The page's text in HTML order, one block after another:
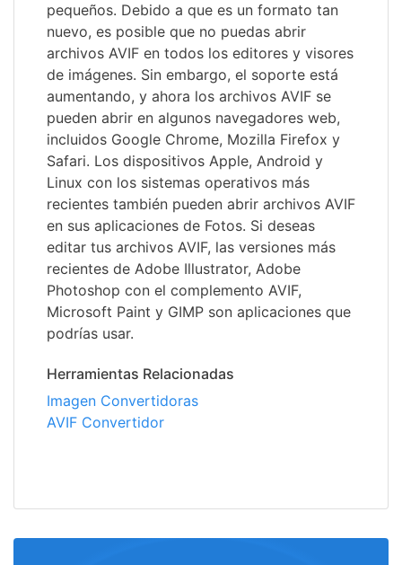
pequeños. Debido a que es un formato tan
nuevo, es posible que no puedas abrir
archivos AVIF en todos los editores y visores
de imágenes. Sin embargo, el soporte está
aumentando, y ahora los archivos AVIF se
pueden abrir en algunos navegadores web,
incluidos Google Chrome, Mozilla Firefox y
Safari. Los dispositivos Apple, Android y
Linux con los sistemas operativos más
recientes también pueden abrir archivos AVIF
en sus aplicaciones de Fotos. Si deseas
editar tus archivos AVIF, las versiones más
recientes de Adobe Illustrator, Adobe
Photoshop con el complemento AVIF,
Microsoft Paint y GIMP son aplicaciones que
podrías usar.
Herramientas Relacionadas
Imagen Convertidoras
AVIF Convertidor